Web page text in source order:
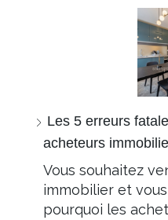
Les 5 erreurs
acheteurs
Vous souhaitez
immobilier et
pourquoi les